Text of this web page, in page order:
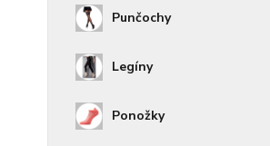
Punčochy
Legíny
Ponožky